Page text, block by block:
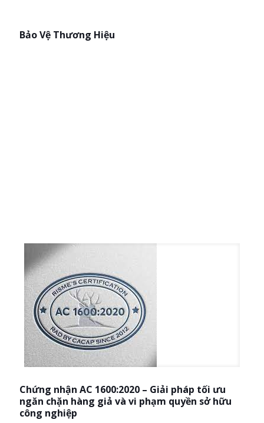
Bảo Vệ Thương Hiệu
Chứng nhận AC 1600:2020 – Giải pháp tối ưu
ngăn chặn hàng giả và vi phạm quyền sở hữu
công nghiệp